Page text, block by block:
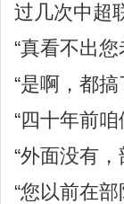
过几次中超
“真看不出
“是啊，都
“四十年前
“外面没有
“您以前在